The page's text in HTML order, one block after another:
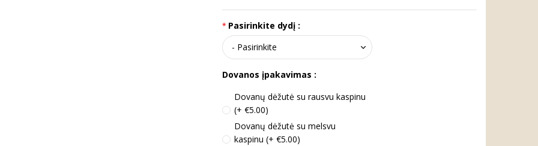
Pasirinkite dydį :
Dovanos įpakavimas :
Dovanų dėžutė su rausvu kaspinu
(+ €5.00)
Dovanų dėžutė su melsvu
kaspinu (+ €5.00)